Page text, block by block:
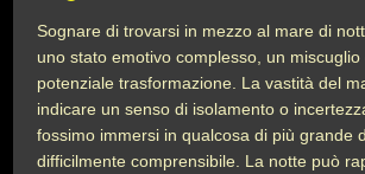
Sognare di trovarsi in mezzo al mare di
uno stato emotivo complesso, un
potenziale trasformazione. La vastità del
indicare un senso di isolamento o
fossimo immersi in qualcosa di più grande
difficilmente comprensibile. La notte può